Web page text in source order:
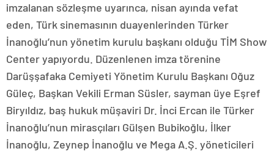
imzalanan sözleşme uyarınca, nisan ayında vefat
eden, Türk sinemasının duayenlerinden Türker
İnanoğlu’nun yönetim kurulu başkanı olduğu TİM Show
Center yapıyordu. Düzenlenen imza törenine
Darüşşafaka Cemiyeti Yönetim Kurulu Başkanı Oğuz
Güleç, Başkan Vekili Erman Süsler, sayman üye Eşref
Biryıldız, baş hukuk müşaviri Dr. İnci Ercan ile Türker
İnanoğlu’nun mirasçıları Gülşen Bubikoğlu, İlker
İnanoğlu, Zeynep İnanoğlu ve Mega A.Ş. yöneticileri